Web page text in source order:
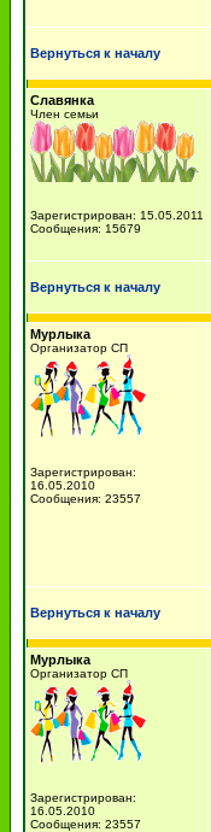
Вернуться к началу
Славянка
Член семьи
Зарегистрирован: 15.05.2011
Сообщения: 15679
Вернуться к началу
Мурлыка
Организатор СП
Зарегистрирован:
16.05.2010
Сообщения: 23557
Вернуться к началу
Мурлыка
Организатор СП
Зарегистрирован:
16.05.2010
Сообщения: 23557